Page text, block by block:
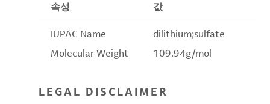
속성 값
IUPAC Name
dilithium;sulfate
Molecular Weight
109.94g/mol
LEGAL DISCLAIMER